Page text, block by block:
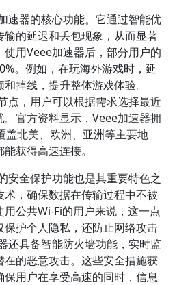
速器的核心功能。它通过智能优
的延迟和丢包现象，从而显著
用Veee加速器后，部分用户的
。例如，在玩海外游戏时，延
掉线，提升整体游戏体验。
点，用户可以根据需求选择最近
官方资料显示，Veee加速器拥
盖北美、欧洲、亚洲等主要地
获得高速连接。
安全保护功能也是其重要特色之
，确保数据在传输过程中不被
公共Wi-Fi的用户来说，这一点
护个人隐私，还防止网络攻击
还具备智能防火墙功能，实时监
的恶意攻击。这些安全措施获
用户在享受高速的同时，信息